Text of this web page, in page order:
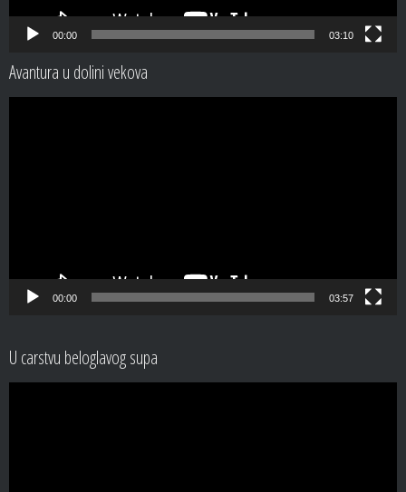
00:00 03:10
Avantura u dolini vekova
00:00 03:57
U carstvu beloglavog supa